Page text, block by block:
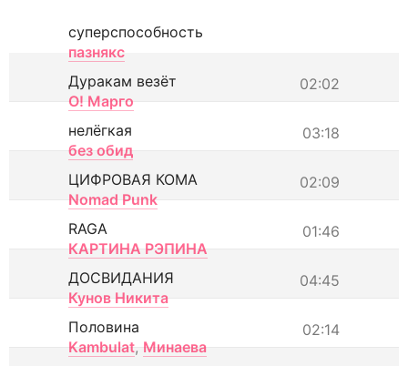
суперспособность
пазнякс
02:02
Дуракам везёт
О! Марго
03:18
нелёгкая
без обид
02:09
ЦИФРОВАЯ КОМА
Nomad Punk
01:46
RAGA
КАРТИНА РЭПИНА
04:45
ДОСВИДАНИЯ
Кунов Никита
02:14
Половина
Kambulat, Минаева